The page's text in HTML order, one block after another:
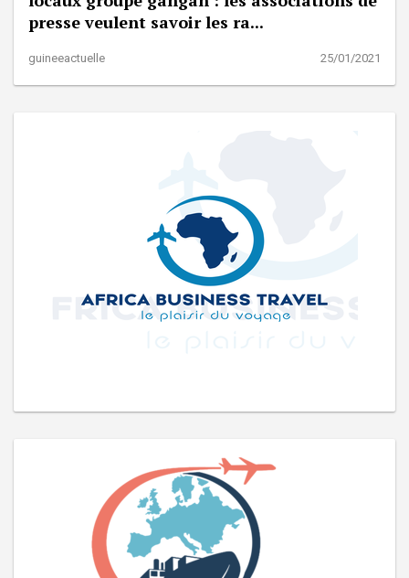
presse veulent savoir les ra...
guineeactuelle 25/01/2021